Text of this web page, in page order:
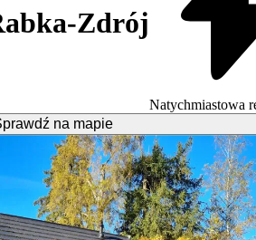
Zdrój
Natychmiastowa
na mapie